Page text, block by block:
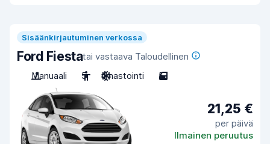
Sisäänkirjautuminen verkossa
Ford Fiestatai vastaava Taloudellinen
Manuaali
5 Ilmastointi 5
21,25 €
per päivä
Ilmainen peruutus